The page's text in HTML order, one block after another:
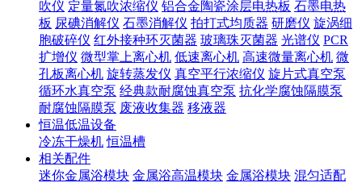
吹仪 定量氮吹浓缩仪 铝合金陶瓷涂层电热板 石墨电热
板 尿碘消解仪 石墨消解仪 拍打式均质器 研磨仪 旋涡细
胞破碎仪 红外接种环灭菌器 玻璃珠灭菌器 光谱仪 PCR
扩增仪 微型掌上离心机 低速离心机 高速微量离心机 微
孔板离心机 旋转蒸发仪 真空平行浓缩仪 旋片式真空泵
循环水真空泵 经典款耐腐蚀真空泵 抗化学腐蚀隔膜泵
耐腐蚀隔膜泵 废液收集器 移液器
恒温低温设备
冷冻干燥机 恒温槽
相关配件
迷你金属浴模块 金属浴高温模块 金属浴模块 混匀适配